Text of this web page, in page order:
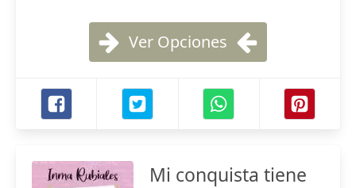
Ver Opciones
Mi conquista tiene